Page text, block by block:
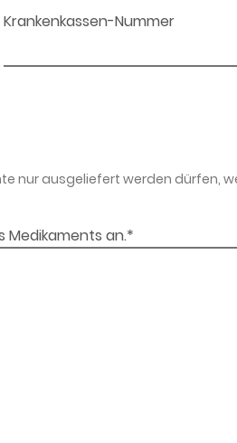
Krankenkassen-Nummer
nur ausgeliefert werden dürfen,
Medikaments an.*